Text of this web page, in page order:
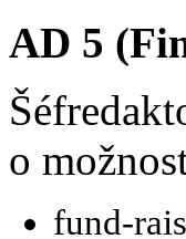
AD 5
o
fund-